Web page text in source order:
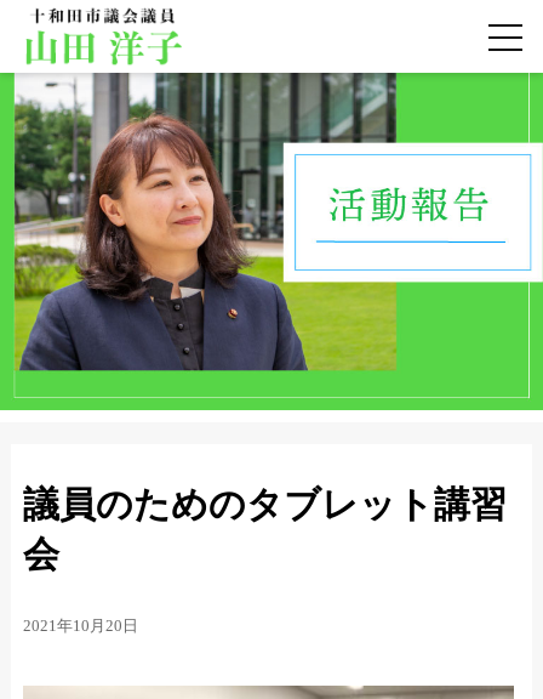
議員のためのタブレット講習
会
2021年10月20日